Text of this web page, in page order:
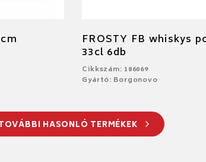
FROSTY FB whiskys
33cl 6db
Cikkszám: 186069
Gyártó: Borgonovo
HASONLÓ TERMÉKEK